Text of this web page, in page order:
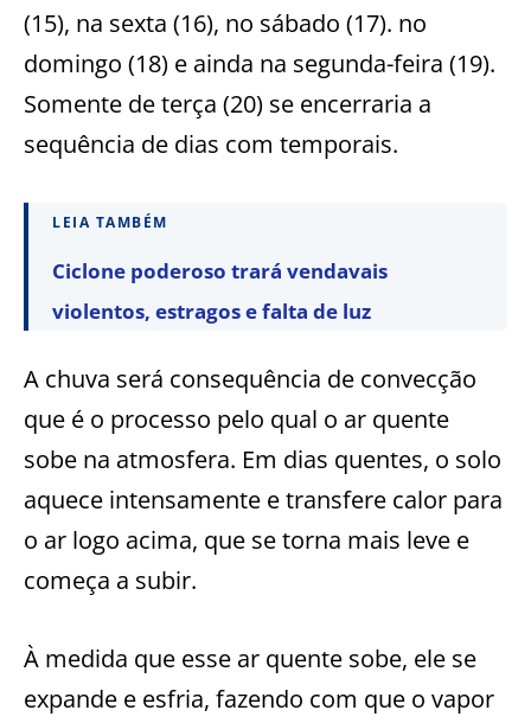
(15), na sexta (16), no sábado (17). no
domingo (18) e ainda na segunda-feira (19).
Somente de terça (20) se encerraria a
sequência de dias com temporais.
LEIA TAMBÉM
Ciclone poderoso trará vendavais
violentos, estragos e falta de luz
A chuva será consequência de convecção
que é o processo pelo qual o ar quente
sobe na atmosfera. Em dias quentes, o solo
aquece intensamente e transfere calor para
o ar logo acima, que se torna mais leve e
começa a subir.
À medida que esse ar quente sobe, ele se
expande e esfria, fazendo com que o vapor